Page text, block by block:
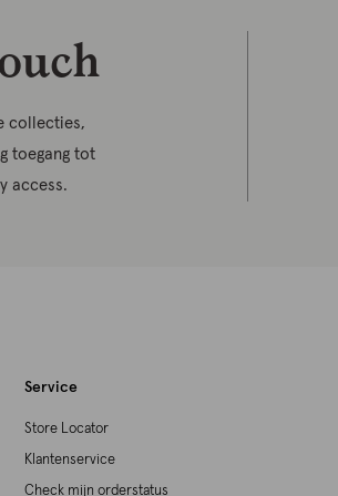
collecties,
toegang tot
access.
Service
Store Locator
Klantenservice
Check mijn orderstatus